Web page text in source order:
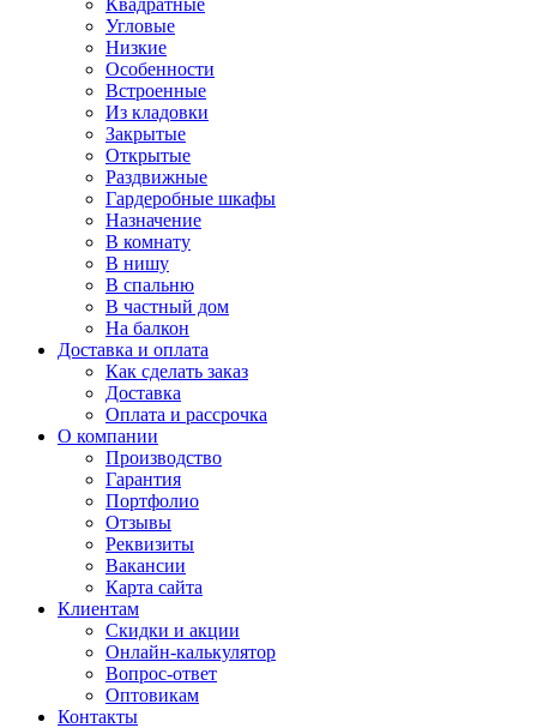
Квадратные
Угловые
Низкие
Особенности
Встроенные
Из кладовки
Закрытые
Открытые
Раздвижные
Гардеробные шкафы
Назначение
В комнату
В нишу
В спальню
В частный дом
На балкон
Доставка и оплата
Как сделать заказ
Доставка
Оплата и рассрочка
О компании
Производство
Гарантия
Портфолио
Отзывы
Реквизиты
Вакансии
Карта сайта
Клиентам
Скидки и акции
Онлайн-калькулятор
Вопрос-ответ
Оптовикам
Контакты